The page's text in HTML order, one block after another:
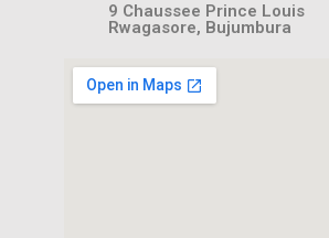
9 Chaussee Prince Louis
Rwagasore, Bujumbura